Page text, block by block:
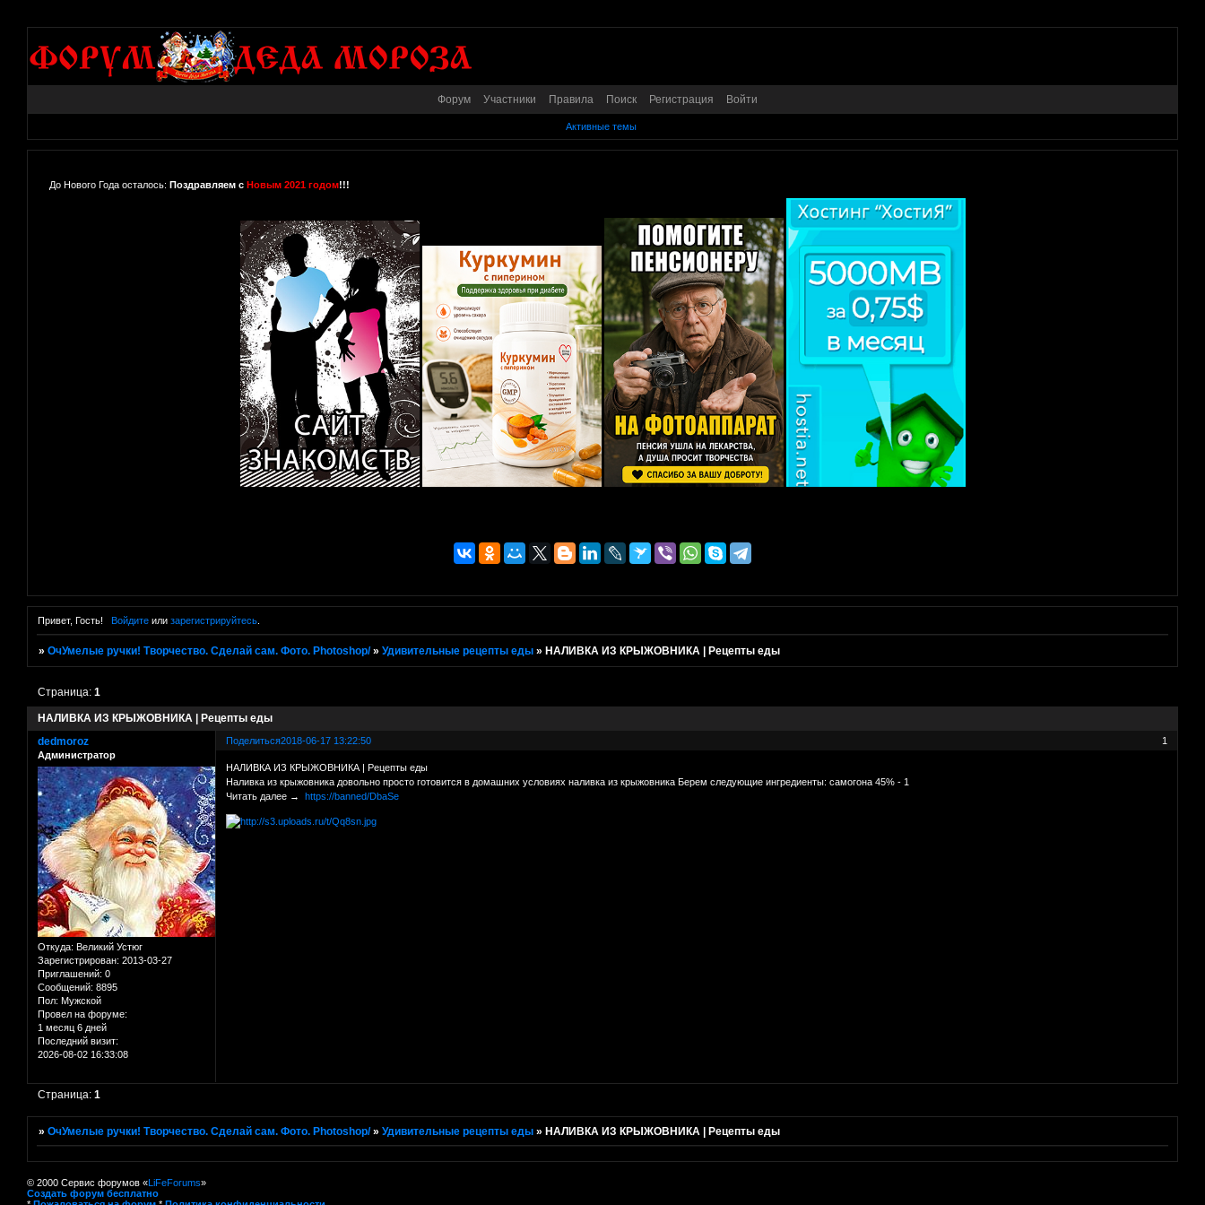
Форум Участники Правила Поиск Регистрация Войти
Активные темы
До Нового Года осталось: Поздравляем с Новым 2021 годом!!!
Привет, Гость! Войдитеили зарегистрируйтесь.
»ОчУмелые ручки! Творчество. Сделай сам. Фото. Photoshop/ »Удивительные рецепты еды » НАЛИВКА ИЗ КРЫЖОВНИКА | Рецепты еды
НАЛИВКА ИЗ КРЫЖОВНИКА | Рецепты еды
Страница:1
Поделиться 1
2018-06-17 13:22:50
dedmoroz
Администратор
Откуда: Великий Устюг
Зарегистрирован: 2013-03-27
Приглашений: 0
Сообщений: 8895
Пол: Мужской
Провел на форуме:
1 месяц 6 дней
Последний визит:
2026-08-02 16:33:08
НАЛИВКА ИЗ КРЫЖОВНИКА | Рецепты еды
Наливка из крыжовника довольно просто готовится в домашних условиях наливка из крыжовника Берем следующие ингредиенты: самогона 45% - 1
Читать далее →https://banned/DbaSe
Страница:1
»ОчУмелые ручки! Творчество. Сделай сам. Фото. Photoshop/ »Удивительные рецепты еды » НАЛИВКА ИЗ КРЫЖОВНИКА | Рецепты еды
© 2000 Сервис форумов «LiFeForums»
Создать форум бесплатно